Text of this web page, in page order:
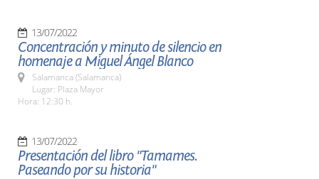
13/07/2022
Concentración y minuto de silencio en
homenaje a Miguel Ángel Blanco
Salamanca (Salamanca)
Lugar: Plaza Mayor
Hora: 12:30 h.
13/07/2022
Presentación del libro "Tamames.
Paseando por su historia"